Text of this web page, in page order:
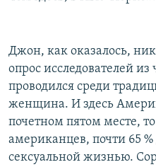
Джон, как оказалось,
опрос исследователей из
проводился среди
женщина. И здесь
почетном пятом месте,
американцев, почти 65
сексуальной жизнью.